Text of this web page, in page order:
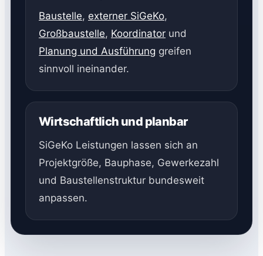
Baustelle, externer SiGeKo,
Großbaustelle, Koordinator und
Planung und Ausführung greifen
sinnvoll ineinander.
Wirtschaftlich und planbar
SiGeKo Leistungen lassen sich an
Projektgröße, Bauphase, Gewerkezahl
und Baustellenstruktur bundesweit
anpassen.